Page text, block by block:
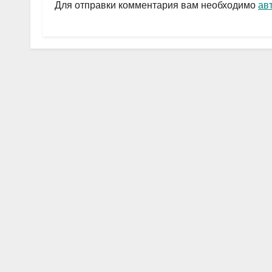
p
ть
Для отправки комментария вам необходимо